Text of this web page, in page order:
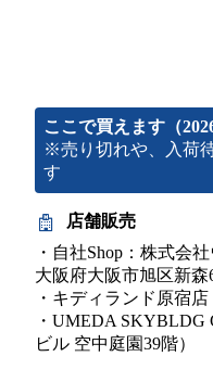
ここで買えます（
※売り切れや、入荷
す
店舗販売
・自社Shop：株式会
大阪府大阪市旭区新森
・キディランド原宿店
・UMEDA SKYBLDG
ビル 空中庭園39階）